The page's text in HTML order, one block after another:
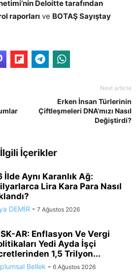
Deloitte tarafından
raporları ve BOTAŞ Sayıştay
Next article
Erken İnsan Türlerinin
Çiftleşmeleri DNA’mızı Nasıl
Değiştirdi?
İlgili İçerikler
İlde Aynı Karanlık Ağ:
Lira Kara Para Nasıl
DEMİR - 7 Ağustos 2026
AR: Enflasyon Ve Vergi
Yedi Ayda İşçi
1,5 Trilyon...
Bellek - 6 Ağustos 2026